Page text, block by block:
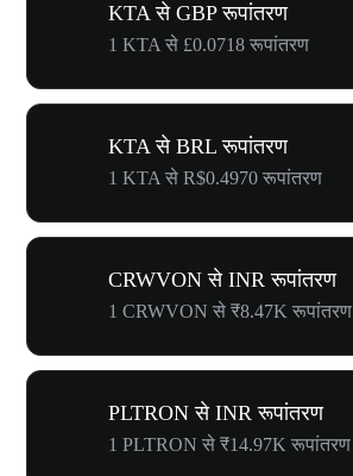
KTA से GBP रूपांतरण
1 KTA से £0.0718 रूपांतरण
KTA से BRL रूपांतरण
1 KTA से R$0.4970 रूपांतरण
CRWVON से INR रूपांतरण
1 CRWVON से ₹8.47K रूपांतरण
PLTRON से INR रूपांतरण
1 PLTRON से ₹14.97K रूपांतरण